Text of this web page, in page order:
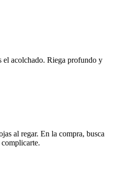
el acolchado. Riega profundo y
al regar. En la compra, busca